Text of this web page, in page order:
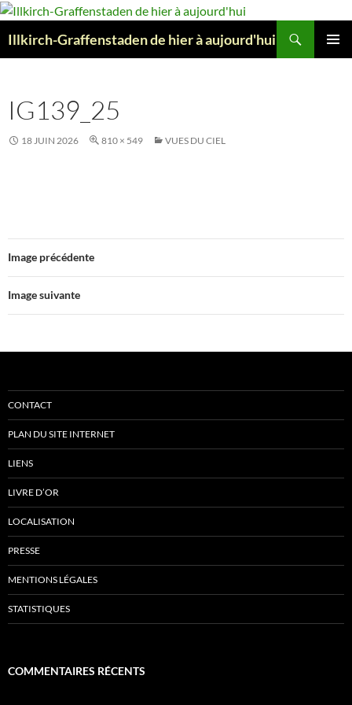
Aller
contenu
Illkirch-Graffenstaden de hier à aujourd'hui
IG139_25
18 JUIN 2026 810 × 549 VUES DU CIEL
Image précédente
Image suivante
CONTACT
PLAN DU SITE INTERNET
LIENS
LIVRE D’OR
LOCALISATION
PRESSE
MENTIONS LÉGALES
STATISTIQUES
COMMENTAIRES RÉCENTS